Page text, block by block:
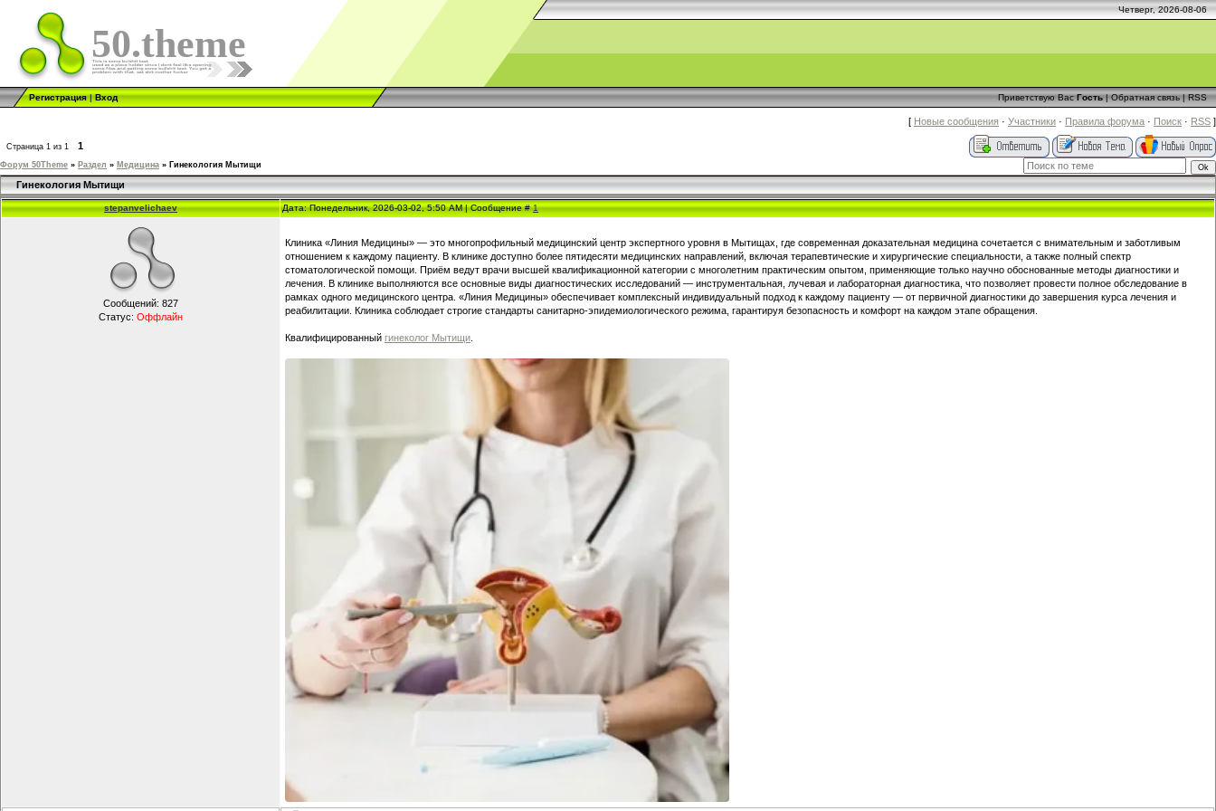
Четверг, 2026-08-06
50.theme
Регистрация|Вход Приветствую Вас Гость|Обратная связь|RSS
[ Новые сообщения · Участники · Правила форума · Поиск · RSS ]
Страница 1 из 1 1
Форум 50Theme » Раздел » Медицина » Гинекология Мытищи
Гинекология Мытищи
stepanvelichaev Дата: Понедельник, 2026-03-02, 5:50 AM | Сообщение #1
Сообщений: 827
Статус: Оффлайн
Клиника «Линия Медицины» — это многопрофильный медицинский центр экспертного уровня в Мытищах, где современная доказательная медицина сочетается с внимательным и заботливым
отношением к каждому пациенту. В клинике доступно более пятидесяти медицинских направлений, включая терапевтические и хирургические специальности, а также полный спектр
стоматологической помощи. Приём ведут врачи высшей квалификационной категории с многолетним практическим опытом, применяющие только научно обоснованные методы диагностики и
лечения. В клинике выполняются все основные виды диагностических исследований — инструментальная, лучевая и лабораторная диагностика, что позволяет провести полное обследование в
рамках одного медицинского центра. «Линия Медицины» обеспечивает комплексный индивидуальный подход к каждому пациенту — от первичной диагностики до завершения курса лечения и
реабилитации. Клиника соблюдает строгие стандарты санитарно-эпидемиологического режима, гарантируя безопасность и комфорт на каждом этапе обращения.
Квалифицированный гинеколог Мытищи